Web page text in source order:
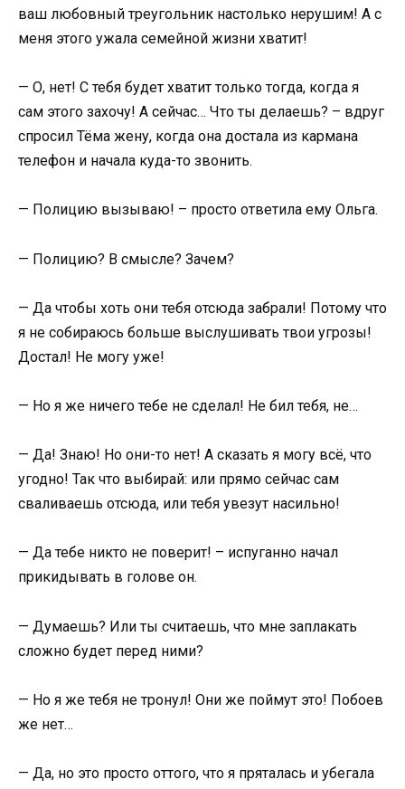
ваш любовный треугольник настолько нерушим! А с
меня этого ужала семейной жизни хватит!
— О, нет! С тебя будет хватит только тогда, когда я
сам этого захочу! А сейчас… Что ты делаешь? – вдруг
спросил Тёма жену, когда она достала из кармана
телефон и начала куда-то звонить.
— Полицию вызываю! – просто ответила ему Ольга.
— Полицию? В смысле? Зачем?
— Да чтобы хоть они тебя отсюда забрали! Потому что
я не собираюсь больше выслушивать твои угрозы!
Достал! Не могу уже!
— Но я же ничего тебе не сделал! Не бил тебя, не…
— Да! Знаю! Но они-то нет! А сказать я могу всё, что
угодно! Так что выбирай: или прямо сейчас сам
сваливаешь отсюда, или тебя увезут насильно!
— Да тебе никто не поверит! – испуганно начал
прикидывать в голове он.
— Думаешь? Или ты считаешь, что мне заплакать
сложно будет перед ними?
— Но я же тебя не тронул! Они же поймут это! Побоев
же нет…
— Да, но это просто оттого, что я пряталась и убегала